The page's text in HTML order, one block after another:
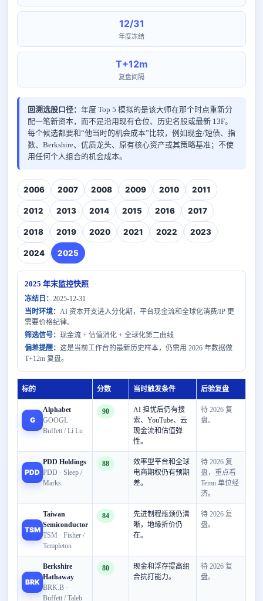
12/31
年度冻结
T+12m
复盘间隔
回溯选股口径： 年度 Top 5 模拟的是该大师在那个时点重新分
配一笔新资本，而不是沿用现有仓位、历史名股或最新 13F。
每个候选都要和“他当时的机会成本”比较，例如现金/短债、指
数、Berkshire、优质龙头、原有核心资产或其策略基准；不使
用任何个人组合的机会成本。
2006 2007 2008 2009 2010 2011
2012 2013 2014 2015 2016 2017
2018 2019 2020 2021 2022 2023
2024 2025
2025 年末监控快照
冻结日： 2025-12-31
当时环境： AI 资本开支进入分化期，平台现金流和全球化消费/IP 更
需要价格纪律。
筛选信号： 现金流 + 估值消化 + 全球化第二曲线
偏差提醒： 这是当前工作台的最新历史样本，仍需用 2026 年数据做
T+12m 复盘。
标的 分数 当时触发条件 后验复盘
G
Alphabet
GOOGL ·
Buffett / Li Lu
90
AI 担忧后仍有搜
索、YouTube、云
现金流和估值弹
性。
待 2026 复
盘。
PDD
PDD Holdings
PDD · Sleep /
Marks
88
效率型平台和全球
电商期权仍有预期
差。
待 2026 复
盘，重点看
Temu 单位经
济。
TSM
Taiwan
Semiconductor
TSM · Fisher /
Templeton
84
先进制程瓶颈仍清
晰，地缘折价仍
在。
待 2026 复
盘。
BRK
Berkshire
Hathaway
BRK.B ·
Buffett / Taleb
80
现金和浮存提高组
合抗打能力。
待 2026 复
盘。